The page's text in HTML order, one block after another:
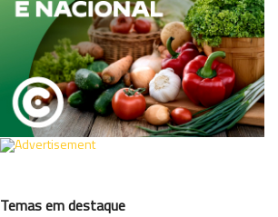
Temas em destaque